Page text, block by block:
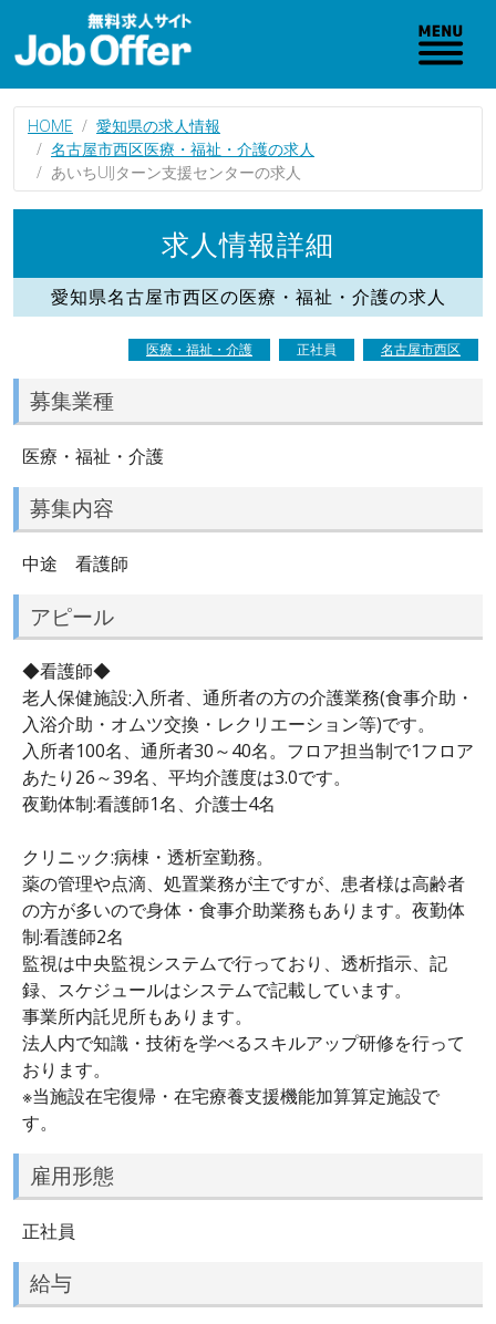
HOME
愛知県の求人情報
名古屋市西区医療・福祉・介護の求人
あいちUIJターン支援センターの求人
求人情報詳細
愛知県名古屋市西区の医療・福祉・介護の求人
医療・福祉・介護 正社員 名古屋市西区
募集業種
医療・福祉・介護
募集内容
中途 看護師
アピール
◆看護師◆
老人保健施設:入所者、通所者の方の介護業務(食事介助・
入浴介助・オムツ交換・レクリエーション等)です。
入所者100名、通所者30～40名。フロア担当制で1フロア
あたり26～39名、平均介護度は3.0です。
夜勤体制:看護師1名、介護士4名
クリニック:病棟・透析室勤務。
薬の管理や点滴、処置業務が主ですが、患者様は高齢者
の方が多いので身体・食事介助業務もあります。夜勤体
制:看護師2名
監視は中央監視システムで行っており、透析指示、記
録、スケジュールはシステムで記載しています。
事業所内託児所もあります。
法人内で知識・技術を学べるスキルアップ研修を行って
おります。
※当施設在宅復帰・在宅療養支援機能加算算定施設で
す。
雇用形態
正社員
給与